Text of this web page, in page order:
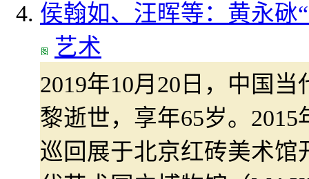
侯翰如、汪晖等：黄永砯
艺术
2019年10月20日，中国
黎逝世，享年65岁。
巡回展于北京红砖美术馆